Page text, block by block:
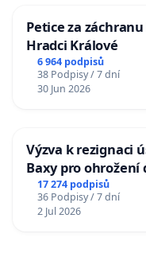
Petice za
Hradci Králové
6 964 podpisů
38 Podpisy / 7 dní
30 Jun 2026
Výzva k rezignaci
Baxy pro ohrožení
17 274 podpisů
36 Podpisy / 7 dní
2 Jul 2026